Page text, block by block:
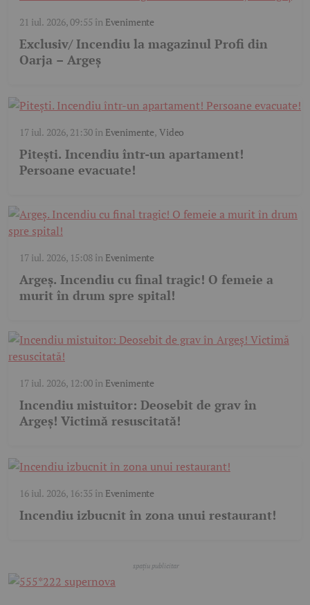
21 iul. 2026, 09:55 în Evenimente
Exclusiv/ Incendiu la magazinul Profi din
Oarja – Argeș
17 iul. 2026, 21:30în Evenimente,Video
Pitești. Incendiu într-un apartament!
Persoane evacuate!
17 iul. 2026, 15:08în Evenimente
Argeș. Incendiu cu final tragic! O femeie a
murit în drum spre spital!
17 iul. 2026, 12:00în Evenimente
Incendiu mistuitor: Deosebit de grav în
Argeș! Victimă resuscitată!
16 iul. 2026, 16:35 în Evenimente
Incendiu izbucnit în zona unui restaurant!